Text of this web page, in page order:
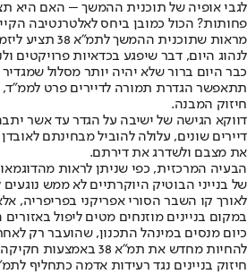
לגבי אופיה של תוכנית ההמשך – האם היא
פחותות? הכול כמובן ביחס לאלטרנטיבה
מראות שתוכנית
לנהוג היום, דבר שיפגע בכדאיות פרויקטים
כבר היום ברור שלא יהיה יותר מסלול
תתאפשר הגדרת תמורה לדיירים פרט
חיזוק המבנה.
דווקא הגישה של ישיבה על הגדר עד אשר
דיירים שונים, עלולה להוביל מבחינתם
את מצבם ולשדרג את דירתם.
הבעיה המרכזית, כפי שניתן לראות
של בנייני הבוטיק היוקרתיים לא ממש
לאורך קו השבר הסורי אפריקני בפריפריה,
במקום בניינים מוזנחים מטים ליפול באזורים
כיום מנסים במינהל התכנון, שהועבר רק
להחיות מחדש את תמ״א 38